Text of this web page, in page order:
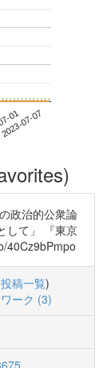
01
2023-07-07
政治的公衆論
して」 『東京
40Cz9bPmpo
投稿一覧)
ーク (3)